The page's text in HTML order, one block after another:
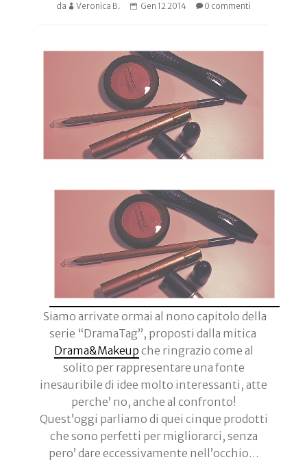
da Veronica B. Gen 12 2014 0 commenti
Siamo arrivate ormai al nono capitolo della
serie “DramaTag”, proposti dalla mitica
Drama&Makeup che ringrazio come al
solito per rappresentare una fonte
inesauribile di idee molto interessanti, atte
perche’ no, anche al confronto!
Quest’oggi parliamo di quei cinque prodotti
che sono perfetti per migliorarci, senza
pero’ dare eccessivamente nell’occhio…